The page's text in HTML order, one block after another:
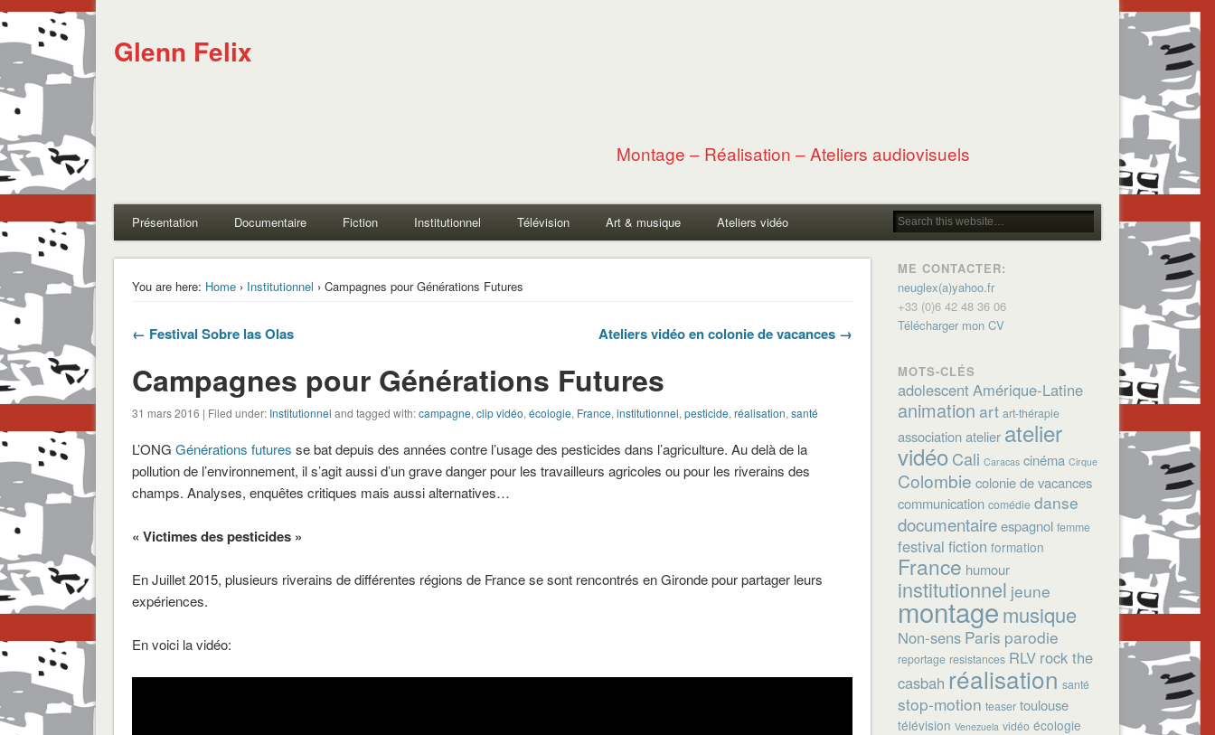
Glenn Felix
Montage – Réalisation – Ateliers audiovisuels
Présentation Documentaire Fiction Institutionnel Télévision Art & musique Ateliers vidéo
You are here: Home› Institutionnel › Campagnes pour Générations Futures
← Festival Sobre las Olas Ateliers vidéo en colonie de vacances →
Campagnes pour Générations Futures
31 mars 2016 | Filed under: Institutionnel and tagged with:campagne, clip vidéo, écologie, France, institutionnel, pesticide, réalisation, santé
L’ONG Générations futures se bat depuis des années contre l’usage des pesticides dans l’agriculture. Au delà de la
pollution de l’environnement, il s’agit aussi d’un grave danger pour les travailleurs agricoles ou pour les riverains des
champs. Analyses, enquêtes critiques mais aussi alternatives…
« Victimes des pesticides »
En Juillet 2015, plusieurs riverains de différentes régions de France se sont rencontrés en Gironde pour partager leurs
expériences.
En voici la vidéo:
ME CONTACTER:
neuglex(a)yahoo.fr
+33 (0)6 42 48 36 06
Télécharger mon CV
MOTS-CLÉS
adolescent Amérique-Latine
animation art art-thérapie
association atelier atelier
vidéoCali Caracas cinéma Cirque
Colombie colonie de vacances
communication comédie danse
documentaire espagnol femme
festival fiction formation
France humour
institutionnel jeune
montagemusique
Non-sens Paris parodie
reportage resistances RLV rock the
casbah réalisation santé
stop-motion teaser toulouse
télévision Venezuela vidéo écologie